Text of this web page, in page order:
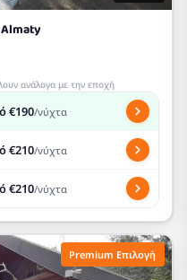
ανάλογα με την εποχή
€190/νύχτα
€210/νύχτα
€210/νύχτα
Premium Επιλογή